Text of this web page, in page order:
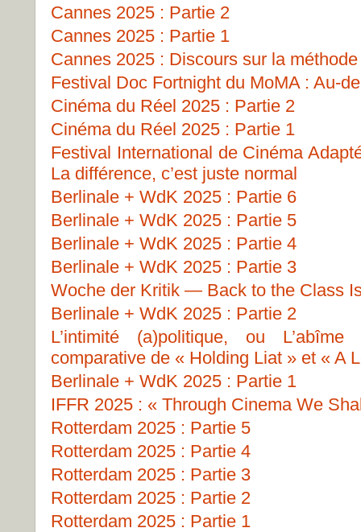
Cannes 2025 : Partie 2
Cannes 2025 : Partie 1
Cannes 2025 : Discours sur la méthode
Festival Doc Fortnight du MoMA : Au-
Cinéma du Réel 2025 : Partie 2
Cinéma du Réel 2025 : Partie 1
Festival International de Cinéma
La différence, c’est juste normal
Berlinale + WdK 2025 : Partie 6
Berlinale + WdK 2025 : Partie 5
Berlinale + WdK 2025 : Partie 4
Berlinale + WdK 2025 : Partie 3
Woche der Kritik — Back to the Class
Berlinale + WdK 2025 : Partie 2
L’intimité (a)politique, ou
comparative de « Holding Liat » et « A
Berlinale + WdK 2025 : Partie 1
IFFR 2025 : « Through Cinema We
Rotterdam 2025 : Partie 5
Rotterdam 2025 : Partie 4
Rotterdam 2025 : Partie 3
Rotterdam 2025 : Partie 2
Rotterdam 2025 : Partie 1